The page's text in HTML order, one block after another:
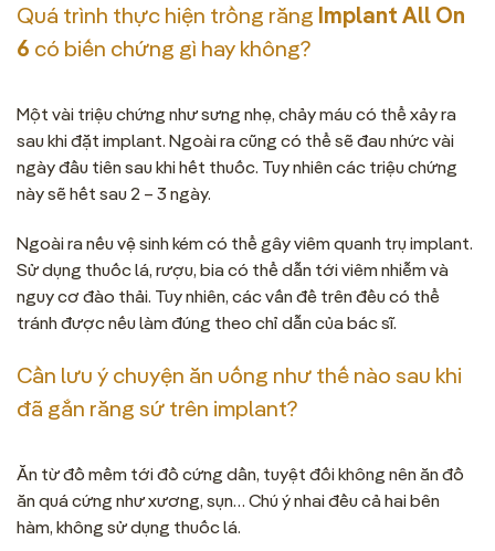
Quá trình thực hiện trồng răng Implant All On
6 có biến chứng gì hay không?
Một vài triệu chứng như sưng nhẹ, chảy máu có thể xảy ra
sau khi đặt implant. Ngoài ra cũng có thể sẽ đau nhức vài
ngày đầu tiên sau khi hết thuốc. Tuy nhiên các triệu chứng
này sẽ hết sau 2 – 3 ngày.
Ngoài ra nếu vệ sinh kém có thể gây viêm quanh trụ implant.
Sử dụng thuốc lá, rượu, bia có thể dẫn tới viêm nhiễm và
nguy cơ đào thải. Tuy nhiên, các vấn đề trên đều có thể
tránh được nếu làm đúng theo chỉ dẫn của bác sĩ.
Cần lưu ý chuyện ăn uống như thế nào sau khi
đã gắn răng sứ trên implant?
Ăn từ đồ mềm tới đồ cứng dần, tuyệt đối không nên ăn đồ
ăn quá cứng như xương, sụn… Chú ý nhai đều cả hai bên
hàm, không sử dụng thuốc lá.